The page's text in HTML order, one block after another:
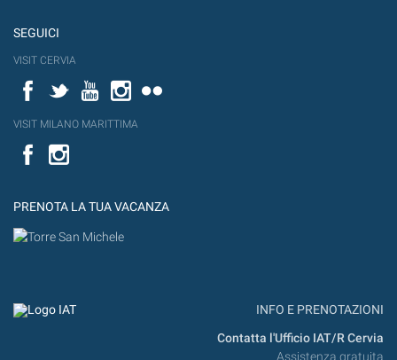
SEGUICI
VISIT CERVIA
FacebookTwitterYouTubeInstagram
VISIT MILANO MARITTIMA
Facebook
PRENOTA LA TUA VACANZA
INFO E PRENOTAZIONI
Contatta l'Ufficio IAT/R Cervia
Assistenza gratuita